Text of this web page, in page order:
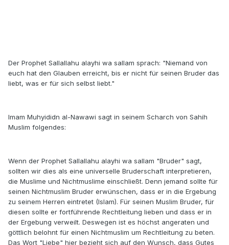
Der Prophet Sallallahu alayhi wa sallam sprach: "Niemand von
euch hat den Glauben erreicht, bis er nicht für seinen Bruder das
liebt, was er für sich selbst liebt."
Imam Muhyididn al-Nawawi sagt in seinem Scharch von Sahih
Muslim folgendes:
Wenn der Prophet Sallallahu alayhi wa sallam "Bruder" sagt,
sollten wir dies als eine universelle Bruderschaft interpretieren,
die Muslime und Nichtmuslime einschließt. Denn jemand sollte für
seinen Nichtmuslim Bruder erwünschen, dass er in die Ergebung
zu seinem Herren eintretet (Islam). Für seinen Muslim Bruder, für
diesen sollte er fortführende Rechtleitung lieben und dass er in
der Ergebung verweilt. Deswegen ist es höchst angeraten und
göttlich belohnt für einen Nichtmuslim um Rechtleitung zu beten.
Das Wort "Liebe" hier bezieht sich auf den Wunsch, dass Gutes